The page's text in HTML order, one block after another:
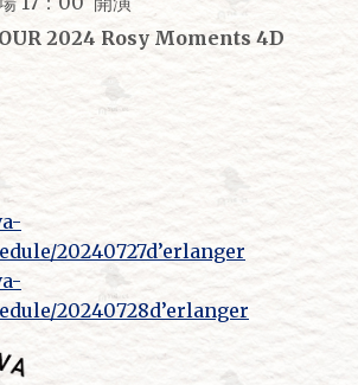
2024 Rosy Moments 4D
20240727d’erlanger
20240728d’erlanger